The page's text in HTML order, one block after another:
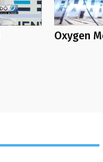
Oxygen